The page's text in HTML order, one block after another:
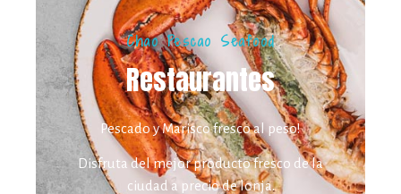
Chao Pescao Seafood
Restaurantes
Pescado y Marisco fresco al peso!
Disfruta del mejor producto fresco de la
ciudad a precio de lonja.